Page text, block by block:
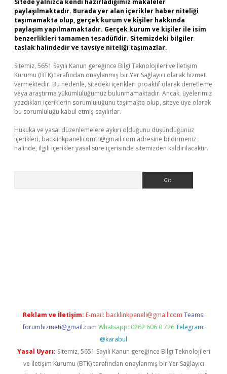
Sitede yalnızca kendi hazırladığımız makaleler
paylaşılmaktadır. Burada yer alan içerikler haber niteliği
taşımamakta olup, gerçek kurum ve kişiler hakkında
paylaşım yapılmamaktadır. Gerçek kurum ve kişiler ile isim
benzerlikleri tamamen tesadüfidir. Sitemizdeki bilgiler
taslak halindedir ve tavsiye niteliği taşımazlar.
Sitemiz, 5651 Sayılı Kanun gereğince Bilgi Teknolojileri ve İletişim
Kurumu (BTK) tarafından onaylanmış bir Yer Sağlayıcı olarak hizmet
vermektedir. Bu nedenle, sitedeki içerikleri proaktif olarak denetleme
veya araştırma yükümlülüğümüz bulunmamaktadır. Ancak, üyelerimiz
yazdıkları içeriklerin sorumluluğunu taşımakta olup, siteye üye olarak
bu sorumluluğu kabul etmiş sayılırlar.
Hukuka ve yasal düzenlemelere aykırı olduğunu düşündüğünüz
içerikleri, backlinkpanelicomtr@gmail.com adresine bildirmeniz
halinde, ilgili içerikler yasal süre içerisinde sitemizden kaldırılacaktır.
Reklam ve İletişim: E-mail: backlinkpaneli@gmail.com Teams:
forumhizmeti@gmail.com Whatsapp: 0262 606 0 726 Telegram:
@karabul
Yasal Uyarı: Sitemiz, 5651 Sayılı Kanun gereğince Bilgi Teknolojileri
ve İletişim Kurumu (BTK) tarafından onaylanmış bir Yer Sağlayıcı